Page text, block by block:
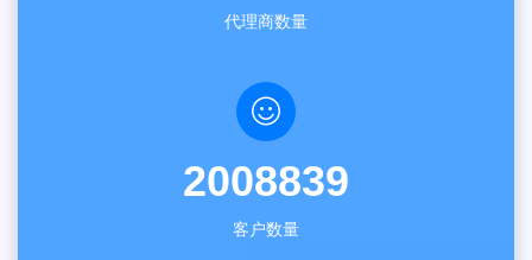
代理商数量
2008839
客户数量